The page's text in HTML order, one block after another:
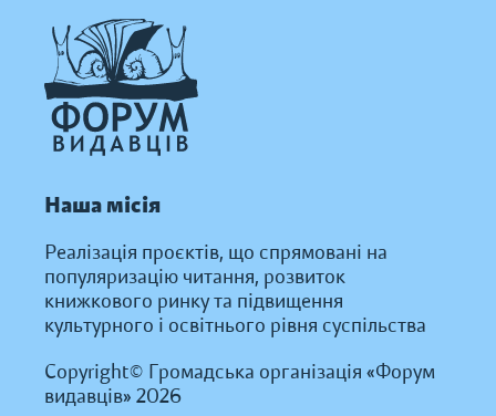
Наша місія
Реалізація проєктів, що спрямовані на
популяризацію читання, розвиток
книжкового ринку та підвищення
культурного і освітнього рівня суспільства
Copyright© Громадська організація «Форум
видавців» 2026